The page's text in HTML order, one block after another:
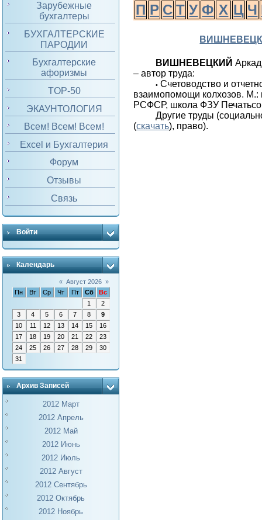
Зарубежные
бухгалтеры
БУХГАЛТЕРСКИЕ
ПАРОДИИ
Бухгалтерские
афоризмы
TOP-50
ЭКАУНТОЛОГИЯ
Всем! Всем! Всем!
Excel и Бухгалтерия
Форум
Отзывы
Связь
Войти
Календарь
« Август 2026 »
Пн
Вт Ср Чт Пт Сб
Вс
1
2
3
4 5 6 7 8
9
10
11 12 13 14 15
16
17
18 19 20 21 22
23
24
25 26 27 28 29
30
31
Архив Записей
2012 Март
2012 Апрель
2012 Май
2012 Июнь
2012 Июль
2012 Август
2012 Сентябрь
2012 Октябрь
2012 Ноябрь
П Р С Т У Ф Х Ц Ч
ВИШНЕВЕЦКИЙ
– автор труда:
• Счетоводство и
взаимопомощи колхозов.
РСФСР, школа ФЗУ
Другие труды
(скачать), право).